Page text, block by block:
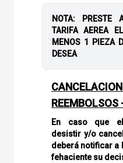
NOTA: PRESTE
TARIFA AEREA
MENOS 1 PIEZA
DESEA
En caso que
desistir y/o
deberá notificar a
fehaciente su